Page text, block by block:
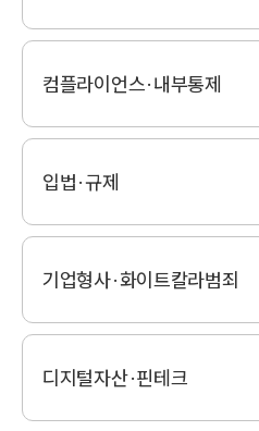
자산회수
해외건설
해외투자
기술수출
모빌리티
개인정보소송
데이터인텔리전스
데이터정보보안
디지털포렌식
전자상거래법
통신비밀보호법위반
컴플라이언스·내부통제
보안솔루션
부패방지
윤리경영
자금세탁방지
준법경영
입법·규제
규제대응
입법지원
기업형사·화이트칼라범죄
금융범죄
배임·배임죄
디지털자산·핀테크